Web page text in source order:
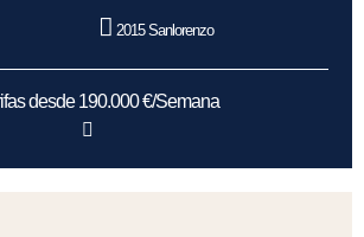
2015 Sanlorenzo
desde 190.000 €/Semana